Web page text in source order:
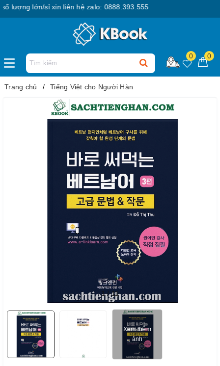
lớn/sỉ xin liên hệ zalo: 0888.393.555
0 0
Trang chủ Tiếng Việt cho Người Hàn
1/11
Xem thêm
ảnh